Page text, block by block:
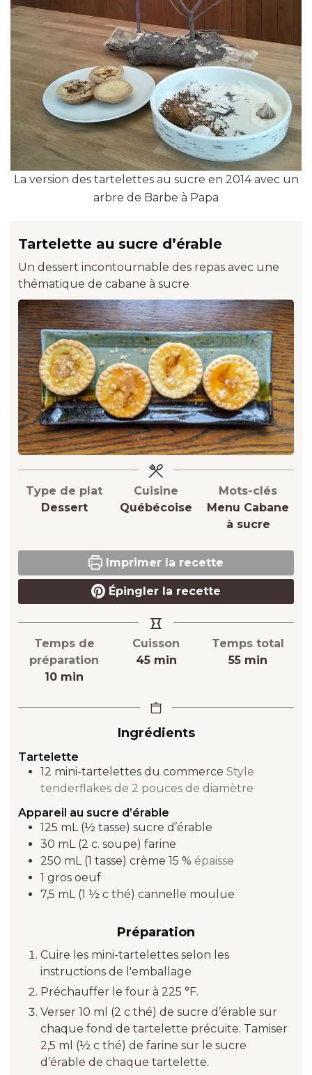
La version des tartelettes au sucre en 2014 avec un
arbre de Barbe à Papa
Tartelette au sucre d’érable
Un dessert incontournable des repas avec une
thématique de cabane à sucre
Type de plat
Dessert
Cuisine
Québécoise
Mots-clés
Menu Cabane
à sucre
Imprimer la recette
Épingler la recette
Temps de
préparation
10minutes
min
Cuisson
45minutes
min
Temps total
55minutes
min
Ingrédients
Tartelette
12 mini-tartelettes du commerce Style
tenderflakes de 2 pouces de diamètre
Appareil au sucre d’érable
125 mL (½ tasse) sucre d’érable
30 mL (2 c. soupe) farine
250 mL (1 tasse) crème 15 % épaisse
1 gros oeuf
7,5 mL (1 ½ c thé) cannelle moulue
Préparation
Cuire les mini-tartelettes selon les
instructions de l'emballage
Préchauffer le four à 225 °F.
Verser 10 ml (2 c thé) de sucre d’érable sur
chaque fond de tartelette précuite. Tamiser
2,5 ml (½ c thé) de farine sur le sucre
d’érable de chaque tartelette.